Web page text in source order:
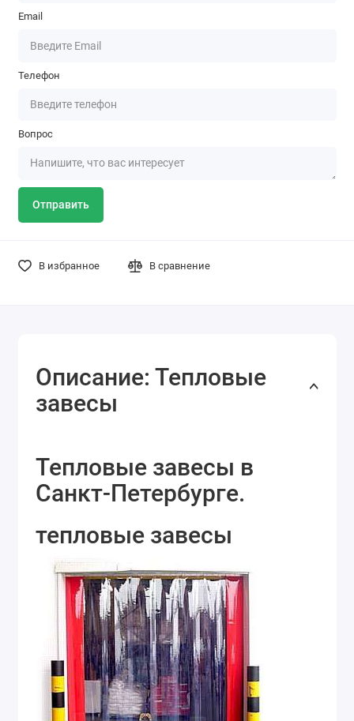
Email
Телефон
Вопрос
Отправить
В избранное В сравнение
Описание: Тепловые
завесы
Тепловые завесы в
Санкт-Петербурге.
тепловые завесы